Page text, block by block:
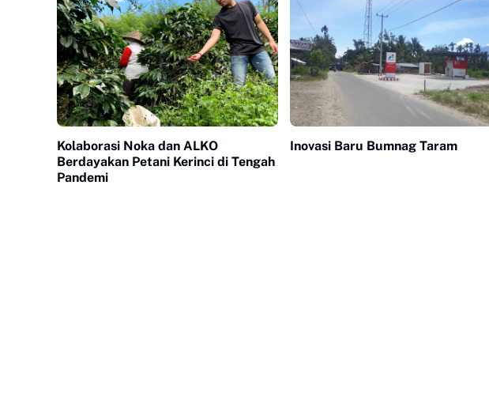
Kolaborasi Noka dan ALKO
Berdayakan Petani Kerinci di Tengah
Pandemi
Inovasi Baru Bumnag Taram